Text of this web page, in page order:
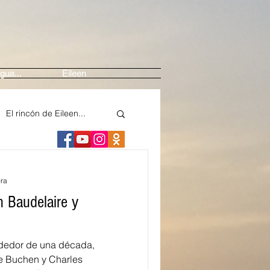
Eileen
El rincón de Eileen...
Festival Casals
Baudelaire y
de una década,
Buchen y Charles